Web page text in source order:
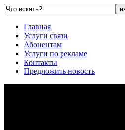
Главная
Услуги связи
Абонентам
Услуги по рекламе
Контакты
Предложить новость